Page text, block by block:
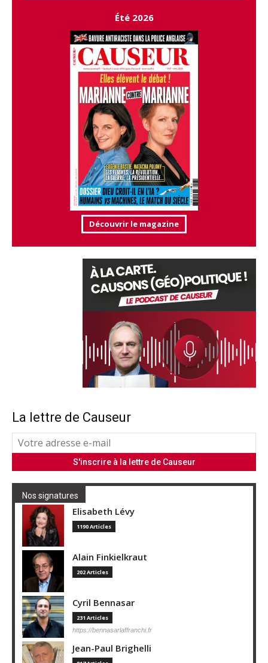
Été 2026
Découvrir le magazine
La lettre de Causeur
Nos signatures
Elisabeth Lévy
1190 Articles
Alain Finkielkraut
202 Articles
Cyril Bennasar
231 Articles
https://bennasarlaffranchi.fr
Jean-Paul Brighelli